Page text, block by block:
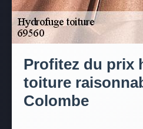
Profitez du prix
toiture
Colombe